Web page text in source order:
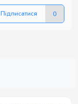
Підписатися 0